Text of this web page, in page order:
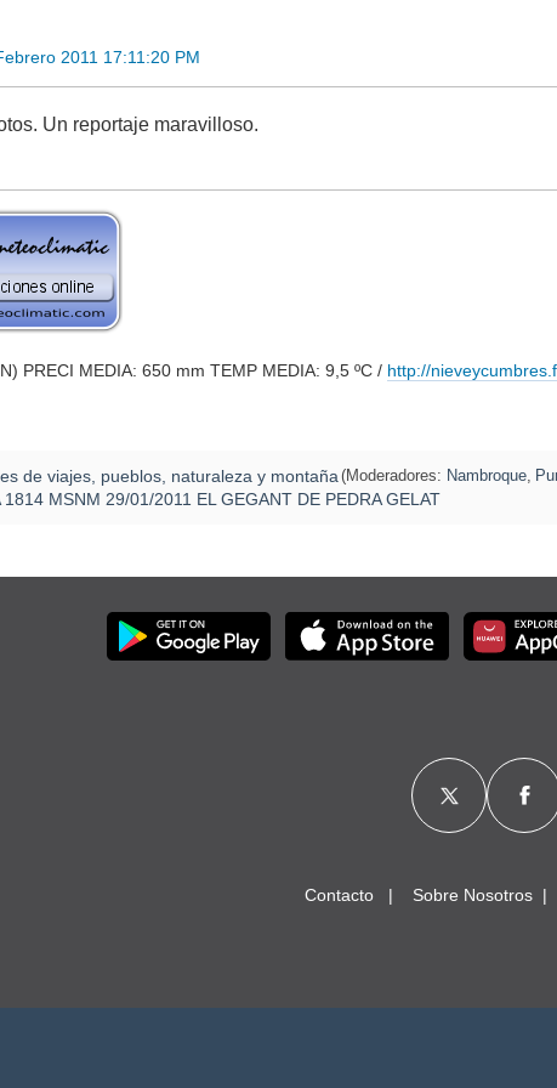
2011 17:11:20 PM
Un reportaje maravilloso.
PRECI MEDIA: 650 mm TEMP MEDIA: 9,5 ºC / http://
de viajes, pueblos, naturaleza y montaña (Moderadores: Nambroque,
MSNM 29/01/2011 EL GEGANT DE PEDRA GELAT
Contacto Sobre Nosotros